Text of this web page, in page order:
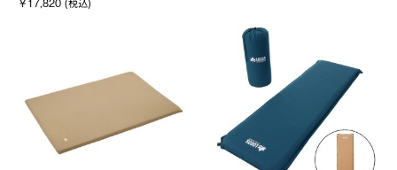
￥17,820 (税込)